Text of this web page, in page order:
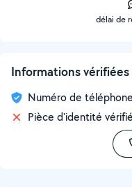
délai de
Informations vérifiées
Numéro de
Pièce d'identité